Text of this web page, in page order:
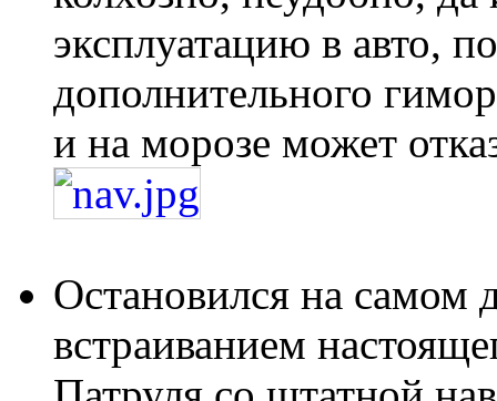
эксплуатацию в авто,
дополнительного
и на морозе может
Остановился на самом
встраиванием